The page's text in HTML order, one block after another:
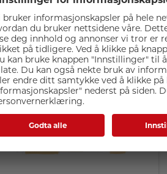
kjøpte Pilot